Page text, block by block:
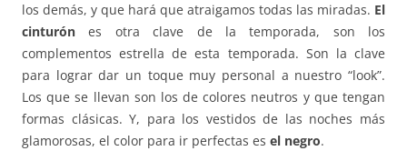
los demás, y que hará que atraigamos todas las miradas. El
cinturón es otra clave de la temporada, son los
complementos estrella de esta temporada. Son la clave
para lograr dar un toque muy personal a nuestro “look”.
Los que se llevan son los de colores neutros y que tengan
formas clásicas. Y, para los vestidos de las noches más
glamorosas, el color para ir perfectas es el negro.